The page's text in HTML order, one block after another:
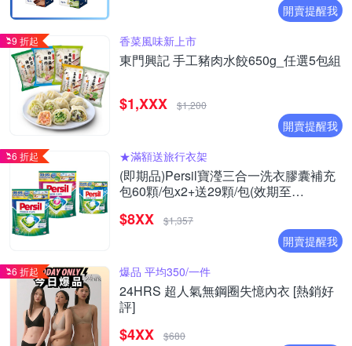
開賣提醒我
9 折起 香菜風味新上市
東門興記 手工豬肉水餃650g_任選5包組
$1,XXX $1,200
開賣提醒我
6 折起 ★滿額送旅行衣架
(即期品)Persil寶瀅三合一洗衣膠囊補充
包60顆/包x2+送29顆/包(效期至
$8XX $1,357
開賣提醒我
6 折起 爆品 平均350/一件
24HRS 超人氣無鋼圈失憶內衣 [熱銷好
評]
$4XX $680